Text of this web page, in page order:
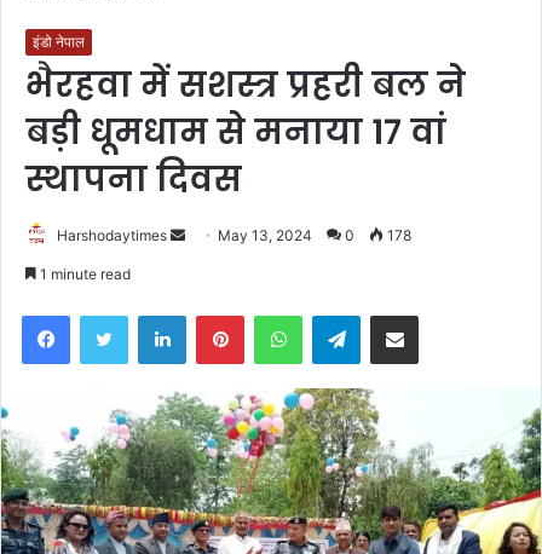
इंडो नेपाल
भैरहवा में सशस्त्र प्रहरी बल ने
बड़ी धूमधाम से मनाया 17 वां
स्थापना दिवस
Harshodaytimes
Send May 13, 2024 0 178
1 minute read
FacebookTwitter LinkedInPinterestWhatsAppTelegramShare via Email